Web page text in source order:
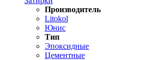
Производитель
Litokol
Юнис
Тип
Эпоксидные
Цементные